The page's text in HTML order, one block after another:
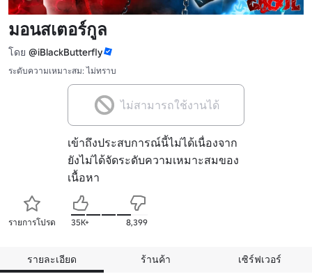
มอนสเตอร์กูล
โดย @iBlackButterfly
ระดับความเหมาะสม: ไม่ทราบ
ไม่สามารถใช้งานได้
เข้าถึงประสบการณ์นี้ไม่ได้เนื่องจาก
ยังไม่ได้จัดระดับความเหมาะสมของ
เนื้อหา
รายการโปรด 35K+ 8,399
รายละเอียด ร้านค้า เซิร์ฟเวอร์